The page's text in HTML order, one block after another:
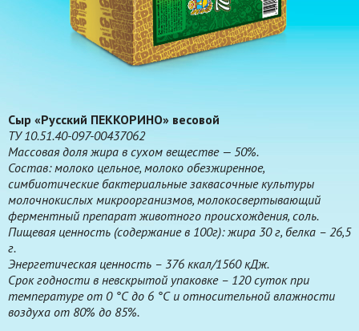
Сыр «Русский ПEKKOPИНO» весовой
ТУ 10.51.40-097-00437062
Массовая доля жира в сухом веществе — 50%.
Состав: молоко цельное, молоко обезжиренное,
симбиотические бактериальные заквасочные культуры
молочнокислых микроорганизмов, молокосвертывающий
ферментный препарат животного происхождения, соль.
Пищевая ценность (содержание в 100г): жира 30 г, белка – 26,5
г.
Энергетическая ценность – 376 ккал/1560 кДж.
Срок годности в невскрытой упаковке – 120 суток при
температуре от 0 °С до 6 °С и относительной влажности
воздуха от 80% до 85%.